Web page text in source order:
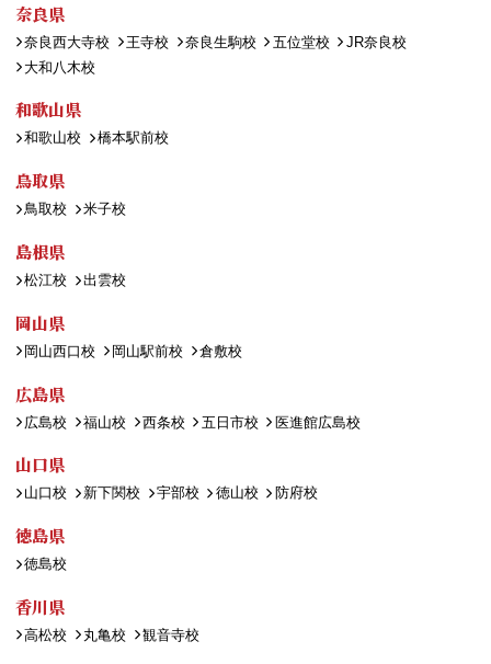
奈良県
奈良西大寺校 王寺校 奈良生駒校 五位堂校
JR奈良校
大和八木校
和歌山県
和歌山校 橋本駅前校
鳥取県
鳥取校 米子校
島根県
松江校 出雲校
岡山県
岡山西口校 岡山駅前校 倉敷校
広島県
広島校 福山校 西条校 五日市校 医進館広島校
山口県
山口校 新下関校 宇部校 徳山校 防府校
徳島県
徳島校
香川県
高松校 丸亀校 観音寺校